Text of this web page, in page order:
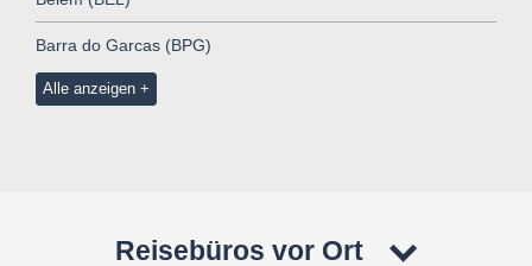
Barra do Garcas (BPG)
Alle anzeigen
Reisebüros vor Ort